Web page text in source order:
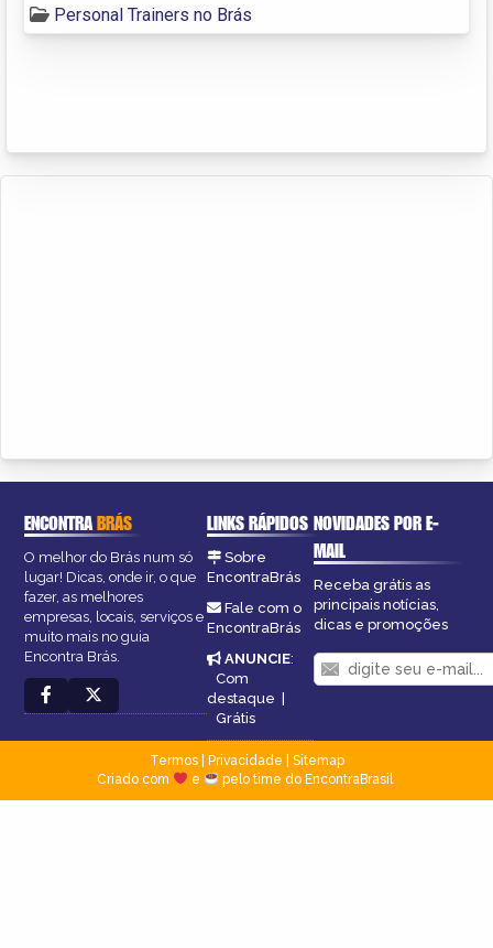
Personal Trainers no Brás
ENCONTRABRÁS
O melhor do Brás num só
lugar! Dicas, onde ir, o que
fazer, as melhores
empresas, locais, serviços e
muito mais no guia
Encontra Brás.
LINKS RÁPIDOS
Sobre
EncontraBrás
Fale com o
EncontraBrás
ANUNCIE:
Com
destaque |
Grátis
NOVIDADES POR E-
MAIL
Receba grátis as
principais notícias,
dicas e promoções
Termos| Privacidade
Sitemap
Criado com
e pelo time do EncontraBrasil